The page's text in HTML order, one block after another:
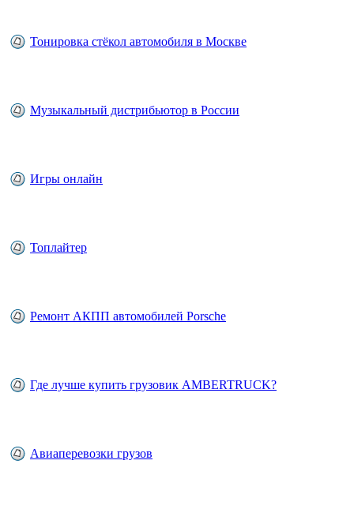
Тонировка стёкол автомобиля в Москве
Музыкальный дистрибьютор в России
Игры онлайн
Топлайтер
Ремонт АКПП автомобилей Porsche
Где лучше купить грузовик AMBERTRUCK?
Авиаперевозки грузов